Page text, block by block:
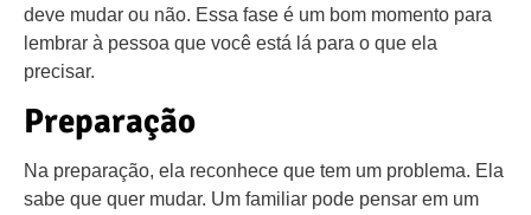
deve mudar ou não. Essa fase é um bom momento para
lembrar à pessoa que você está lá para o que ela
precisar.
Preparação
Na preparação, ela reconhece que tem um problema. Ela
sabe que quer mudar. Um familiar pode pensar em um